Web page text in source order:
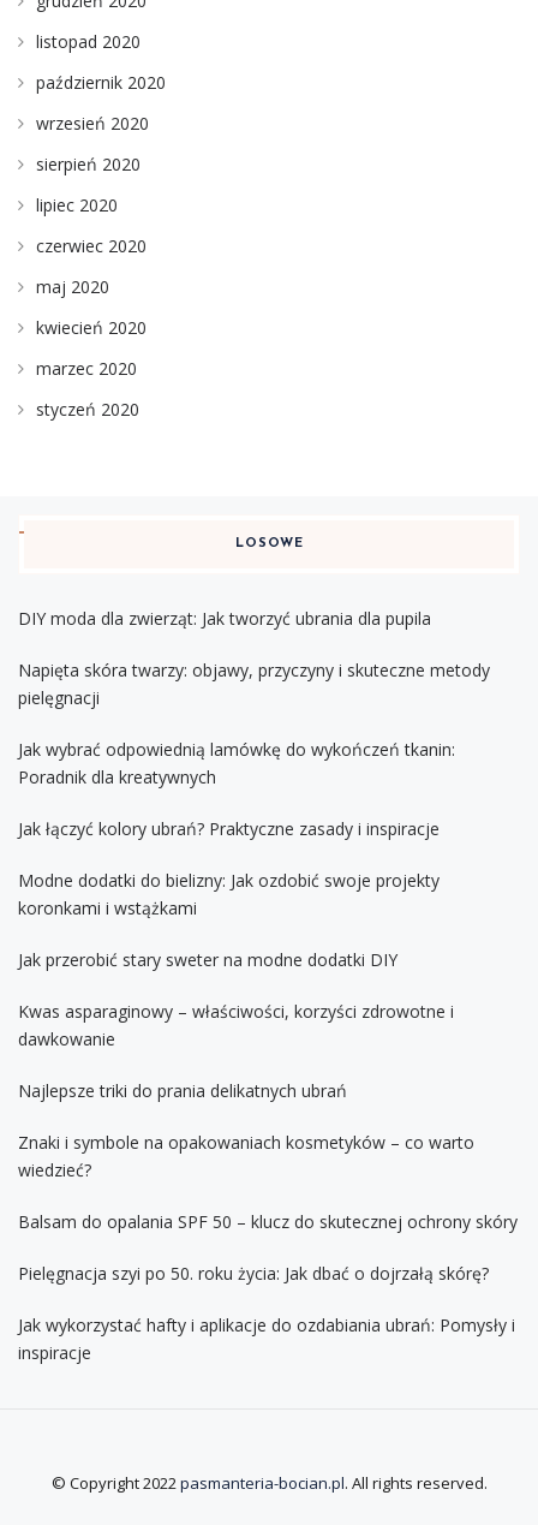
listopad 2020
październik 2020
wrzesień 2020
sierpień 2020
lipiec 2020
czerwiec 2020
maj 2020
kwiecień 2020
marzec 2020
styczeń 2020
LOSOWE
DIY moda dla zwierząt: Jak tworzyć ubrania dla pupila
Napięta skóra twarzy: objawy, przyczyny i skuteczne metody
pielęgnacji
Jak wybrać odpowiednią lamówkę do wykończeń tkanin:
Poradnik dla kreatywnych
Jak łączyć kolory ubrań? Praktyczne zasady i inspiracje
Modne dodatki do bielizny: Jak ozdobić swoje projekty
koronkami i wstążkami
Jak przerobić stary sweter na modne dodatki DIY
Kwas asparaginowy – właściwości, korzyści zdrowotne i
dawkowanie
Najlepsze triki do prania delikatnych ubrań
Znaki i symbole na opakowaniach kosmetyków – co warto
wiedzieć?
Balsam do opalania SPF 50 – klucz do skutecznej ochrony skóry
Pielęgnacja szyi po 50. roku życia: Jak dbać o dojrzałą skórę?
Jak wykorzystać hafty i aplikacje do ozdabiania ubrań: Pomysły i
inspiracje
© Copyright 2022pasmanteria-bocian.pl. All rights reserved.